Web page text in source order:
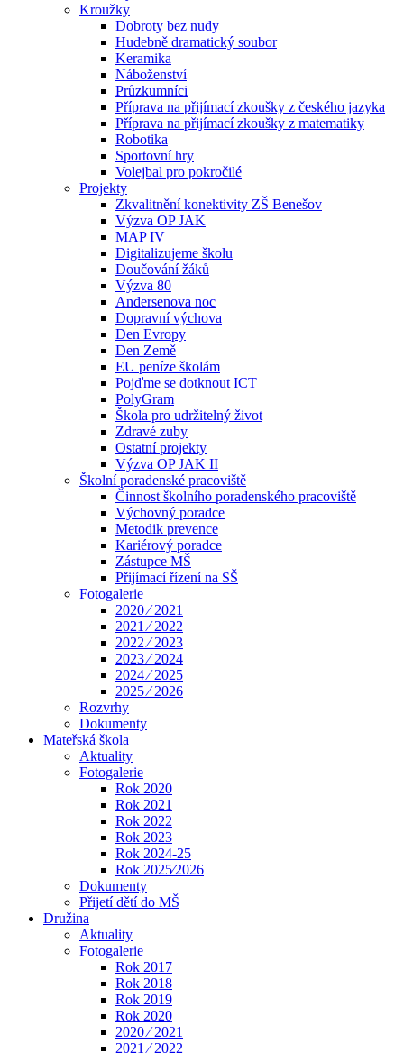
Kroužky
Dobroty bez nudy
Hudebně dramatický soubor
Keramika
Náboženství
Průzkumníci
Příprava na přijímací zkoušky z českého jazyka
Příprava na přijímací zkoušky z matematiky
Robotika
Sportovní hry
Volejbal pro pokročilé
Projekty
Zkvalitnění konektivity ZŠ Benešov
Výzva OP JAK
MAP IV
Digitalizujeme školu
Doučování žáků
Výzva 80
Andersenova noc
Dopravní výchova
Den Evropy
Den Země
EU peníze školám
Pojďme se dotknout ICT
PolyGram
Škola pro udržitelný život
Zdravé zuby
Ostatní projekty
Výzva OP JAK II
Školní poradenské pracoviště
Činnost školního poradenského pracoviště
Výchovný poradce
Metodik prevence
Kariérový poradce
Zástupce MŠ
Přijímací řízení na SŠ
Fotogalerie
2020 ⁄ 2021
2021 ⁄ 2022
2022 ⁄ 2023
2023 ⁄ 2024
2024 ⁄ 2025
2025 ⁄ 2026
Rozvrhy
Dokumenty
Mateřská škola
Aktuality
Fotogalerie
Rok 2020
Rok 2021
Rok 2022
Rok 2023
Rok 2024-25
Rok 2025⁄2026
Dokumenty
Přijetí dětí do MŠ
Družina
Aktuality
Fotogalerie
Rok 2017
Rok 2018
Rok 2019
Rok 2020
2020 ⁄ 2021
2021 ⁄ 2022